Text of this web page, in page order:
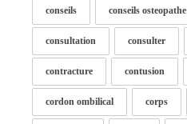
conseils conseils osteopathe
consultation consulter
contracture contusion
cordon ombilical corps